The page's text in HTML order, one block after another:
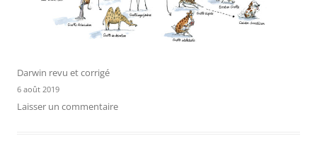
Darwin revu et corrigé
6 août 2019
Laisser un commentaire